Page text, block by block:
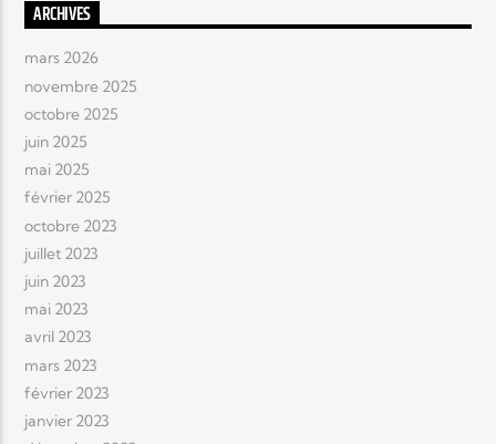
ARCHIVES
mars 2026
novembre 2025
octobre 2025
juin 2025
mai 2025
février 2025
octobre 2023
juillet 2023
juin 2023
mai 2023
avril 2023
mars 2023
février 2023
janvier 2023